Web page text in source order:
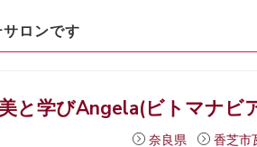
ロンです
と学びAngela(ビトマナビ
奈良県 香芝市